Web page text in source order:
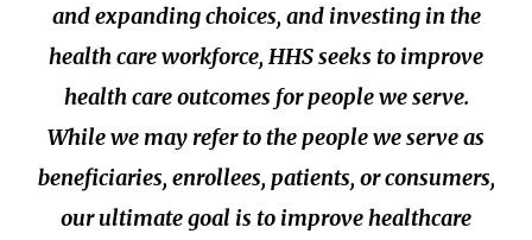
and expanding choices, and investing in the
health care workforce, HHS seeks to improve
health care outcomes for people we serve.
While we may refer to the people we serve as
beneficiaries, enrollees, patients, or consumers,
our ultimate goal is to improve healthcare